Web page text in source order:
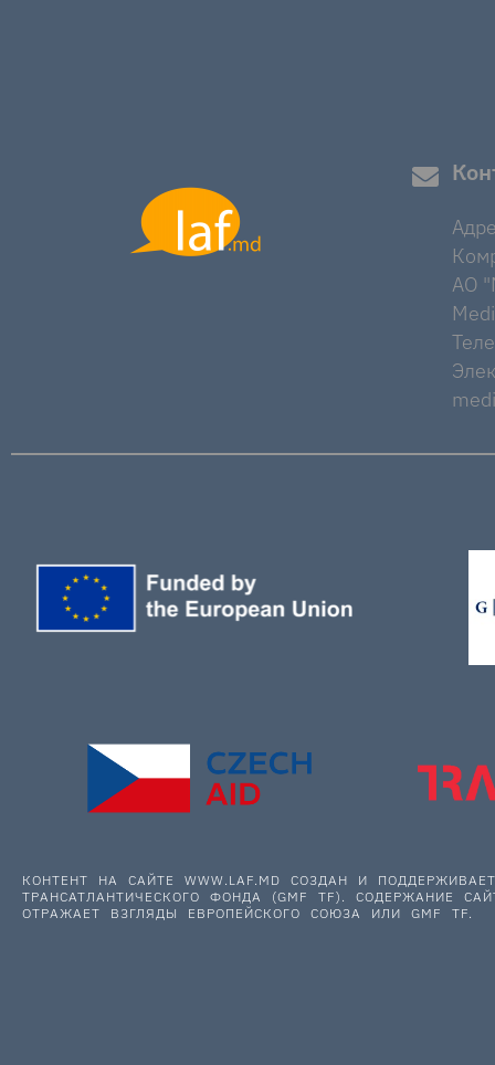
AO
КОНТЕНТ НА САЙТЕ WWW.LAF.MD СОЗДАН И
ТРАНСАТЛАНТИЧЕСКОГО ФОНДА (GMF TF). СОДЕРЖАНИЕ
ОТРАЖАЕТ ВЗГЛЯДЫ ЕВРОПЕЙСКОГО СОЮЗА ИЛИ GMF TF.